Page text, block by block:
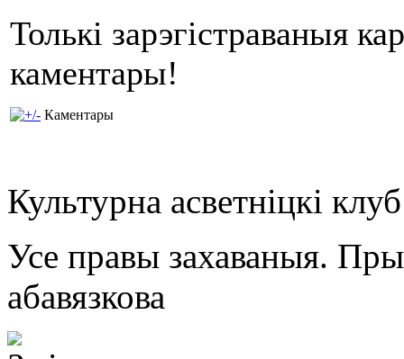
Толькі зарэгістраваныя
каментары!
Каментары
Культурна асветнiцкi
Усе правы захаваныя.
абавязкова